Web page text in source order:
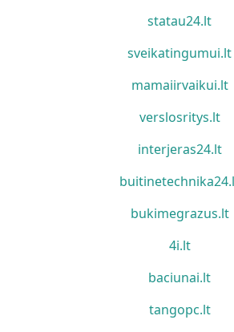
statau24.lt
sveikatingumui.lt
mamaiirvaikui.lt
verslosritys.lt
interjeras24.lt
bukimegrazus.lt
4i.lt
baciunai.lt
tangopc.lt